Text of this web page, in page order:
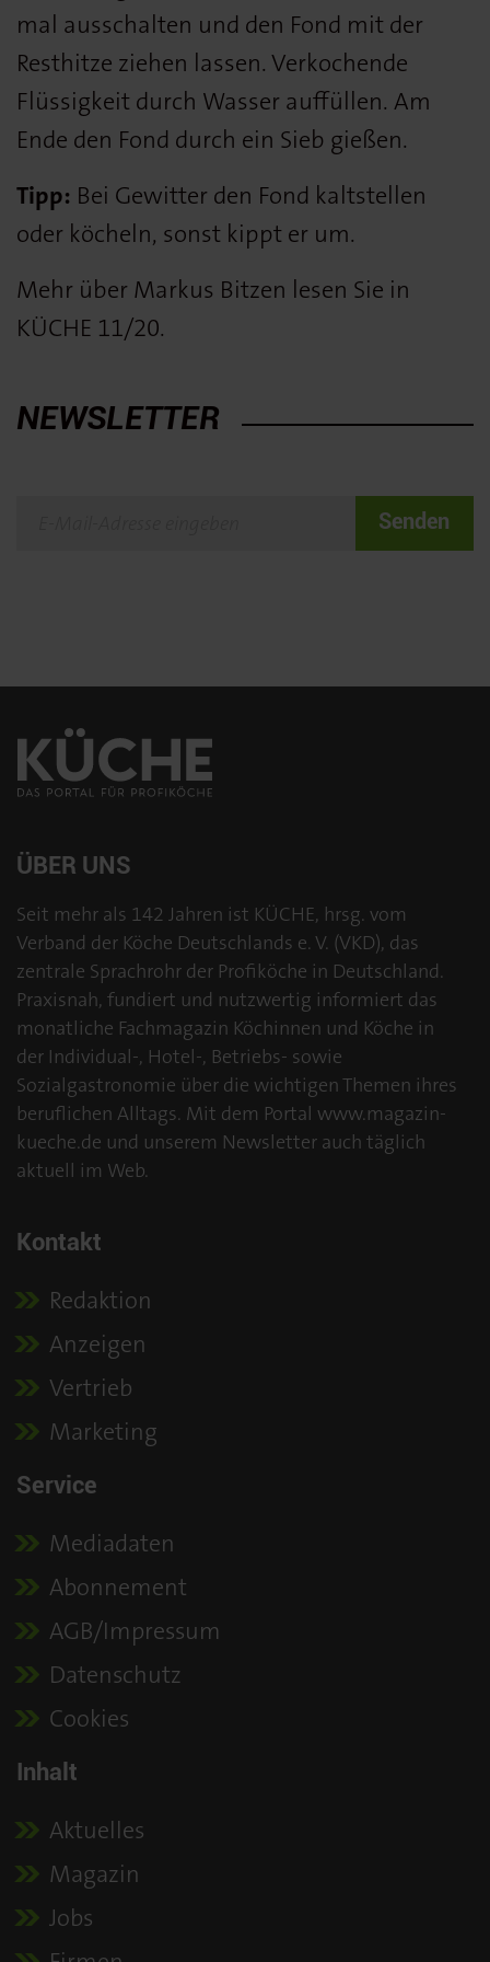
mal ausschalten und den Fond mit der
Resthitze ziehen lassen. Verkochende
Flüssigkeit durch Wasser auffüllen. Am
Ende den Fond durch ein Sieb gießen.
Tipp: Bei Gewitter den Fond kaltstellen
oder köcheln, sonst kippt er um.
Mehr über Markus Bitzen lesen Sie in
KÜCHE 11/20.
NEWSLETTER
Senden
ÜBER UNS
Seit mehr als 142 Jahren ist KÜCHE, hrsg. vom
Verband der Köche Deutschlands e. V. (VKD), das
zentrale Sprachrohr der Profiköche in Deutschland.
Praxisnah, fundiert und nutzwertig informiert das
monatliche Fachmagazin Köchinnen und Köche in
der Individual-, Hotel-, Betriebs- sowie
Sozialgastronomie über die wichtigen Themen ihres
beruflichen Alltags. Mit dem Portal www.magazin-
kueche.de und unserem Newsletter auch täglich
aktuell im Web.
Kontakt
Redaktion
Anzeigen
Vertrieb
Marketing
Service
Mediadaten
Abonnement
AGB/Impressum
Datenschutz
Cookies
Inhalt
Aktuelles
Magazin
Jobs